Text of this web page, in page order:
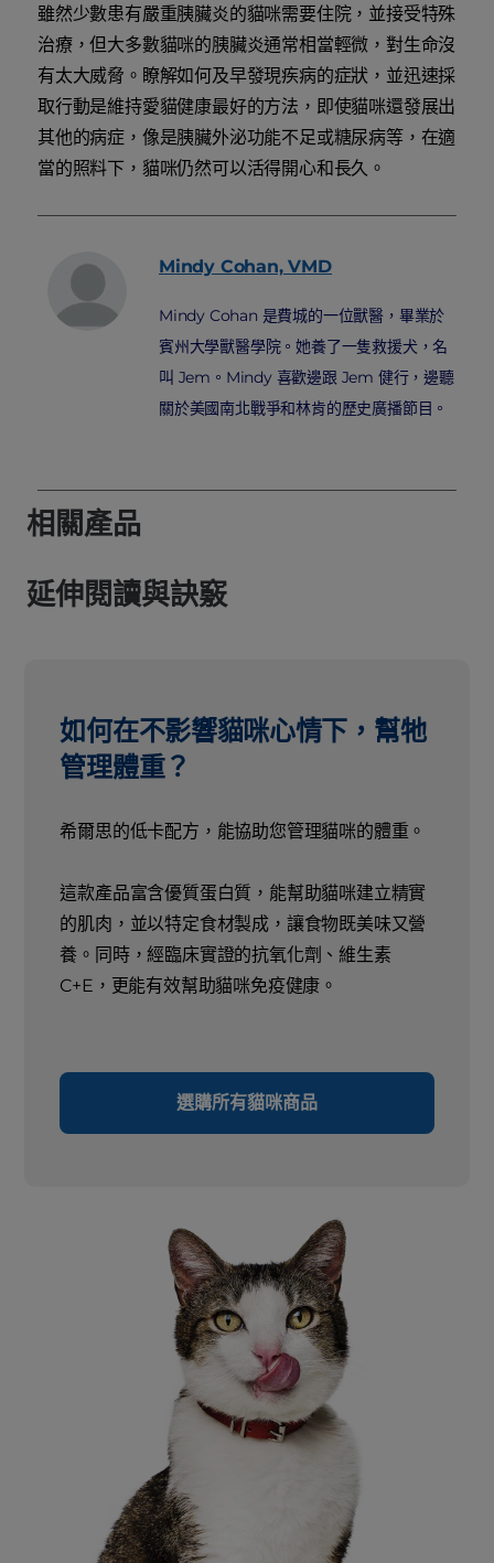
雖然少數患有嚴重胰臟炎的貓咪需要住院，並接受特殊
治療，但大多數貓咪的胰臟炎通常相當輕微，對生命沒
有太大威脅。瞭解如何及早發現疾病的症狀，並迅速採
取行動是維持愛貓健康最好的方法，即使貓咪還發展出
其他的病症，像是胰臟外泌功能不足或糖尿病等，在適
當的照料下，貓咪仍然可以活得開心和長久。
Mindy Cohan, VMD
Mindy Cohan 是費城的一位獸醫，畢業於
賓州大學獸醫學院。她養了一隻救援犬，名
叫 Jem。Mindy 喜歡邊跟 Jem 健行，邊聽
關於美國南北戰爭和林肯的歷史廣播節目。
相關產品
延伸閱讀與訣竅
如何在不影響貓咪心情下，幫牠
管理體重？
希爾思的低卡配方，能協助您管理貓咪的體重。
這款產品富含優質蛋白質，能幫助貓咪建立精實
的肌肉，並以特定食材製成，讓食物既美味又營
養。同時，經臨床實證的抗氧化劑、維生素
C+E，更能有效幫助貓咪免疫健康。
選購所有貓咪商品